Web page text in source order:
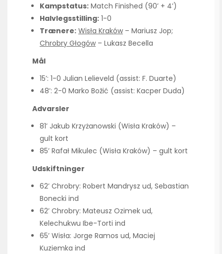
Kampstatus: Match Finished (90’ + 4’)
Halvlegsstilling: 1-0
Trænere: Wisła Kraków – Mariusz Jop;
Chrobry Głogów – Lukasz Becella
Mål
15’: 1-0 Julian Lelieveld (assist: F. Duarte)
48’: 2-0 Marko Božić (assist: Kacper Duda)
Advarsler
81’ Jakub Krzyżanowski (Wisła Kraków) –
gult kort
85’ Rafał Mikulec (Wisła Kraków) – gult kort
Udskiftninger
62’ Chrobry: Robert Mandrysz ud, Sebastian
Bonecki ind
62’ Chrobry: Mateusz Ozimek ud,
Kelechukwu Ibe-Torti ind
65’ Wisła: Jorge Ramos ud, Maciej
Kuziemka ind